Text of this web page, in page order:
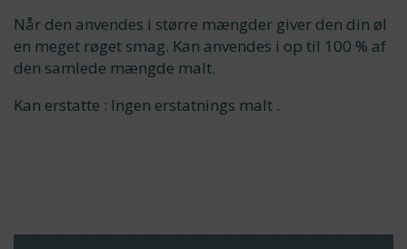
Når den anvendes i større mængder giver den din øl
en meget røget smag. Kan anvendes i op til 100 % af
den samlede mængde malt.
Kan erstatte : Ingen erstatnings malt .